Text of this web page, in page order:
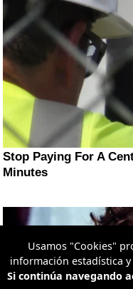
Usamos "Cookies"
información estadística
Si continúa navegando